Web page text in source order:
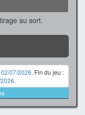
au sort.
07/2026. Fin du jeu :
.